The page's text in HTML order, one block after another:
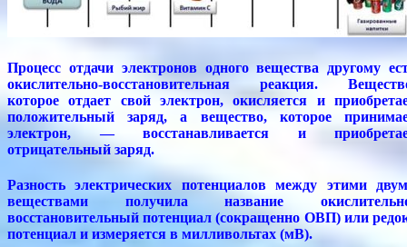
Процесс отдачи электронов одного вещества другому
окислительно-восстановительная реакция.
которое отдает свой электрон, окисляется и
положительный заряд, а вещество, которое
электрон, — восстанавливается и
отрицательный заряд.
Разность электрических потенциалов между этими
веществами получила название
восстановительный потенциал (сокращенно ОВП) или
потенциал и измеряется в милливольтах (мВ).